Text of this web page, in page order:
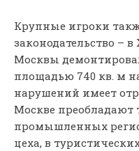
Крупные игроки
законодательство –
Москвы
площадью 740 кв. м
нарушений имеет
Москве преобладают
промышленных
цеха, в